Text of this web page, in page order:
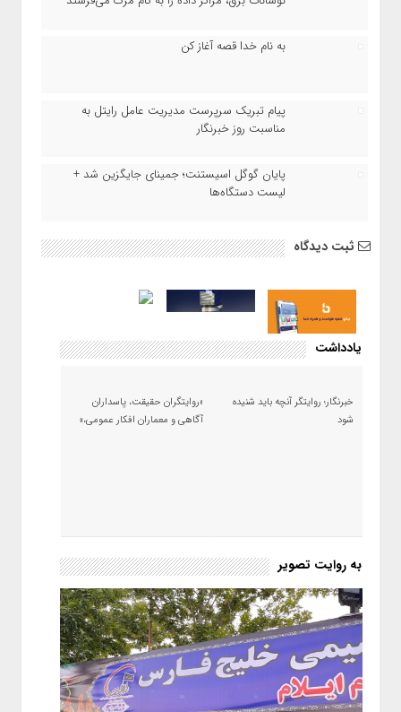
به نام خدا قصه آغاز کن
پیام تبریک سرپرست مدیریت عامل رایتل به
مناسبت روز خبرنگار
پایان گوگل اسیستنت؛ جمینای جایگزین شد +
لیست دستگاه‌ها
ثبت دیدگاه
یادداشت
خبرنگار؛ روایتگر آنچه باید شنیده
شود
«روایتگران حقیقت، پاسداران
آگاهی و معماران افکار عمومی،»
به روایت تصویر